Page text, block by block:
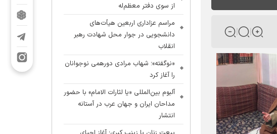
از سوی دفتر معظم‌له
مراسم عزاداری اربعین هیأت‌های
دانشجویی در جوار محل شهادت رهبر
انقلاب
«نوگفته»؛ شهاب مرادی دورهمی نوجوانان
را آغاز کرد
آلبوم بین‌المللی «یا لثارات الامام» با حضور
مداحان ایران و جهان عرب در آستانه
انتشار